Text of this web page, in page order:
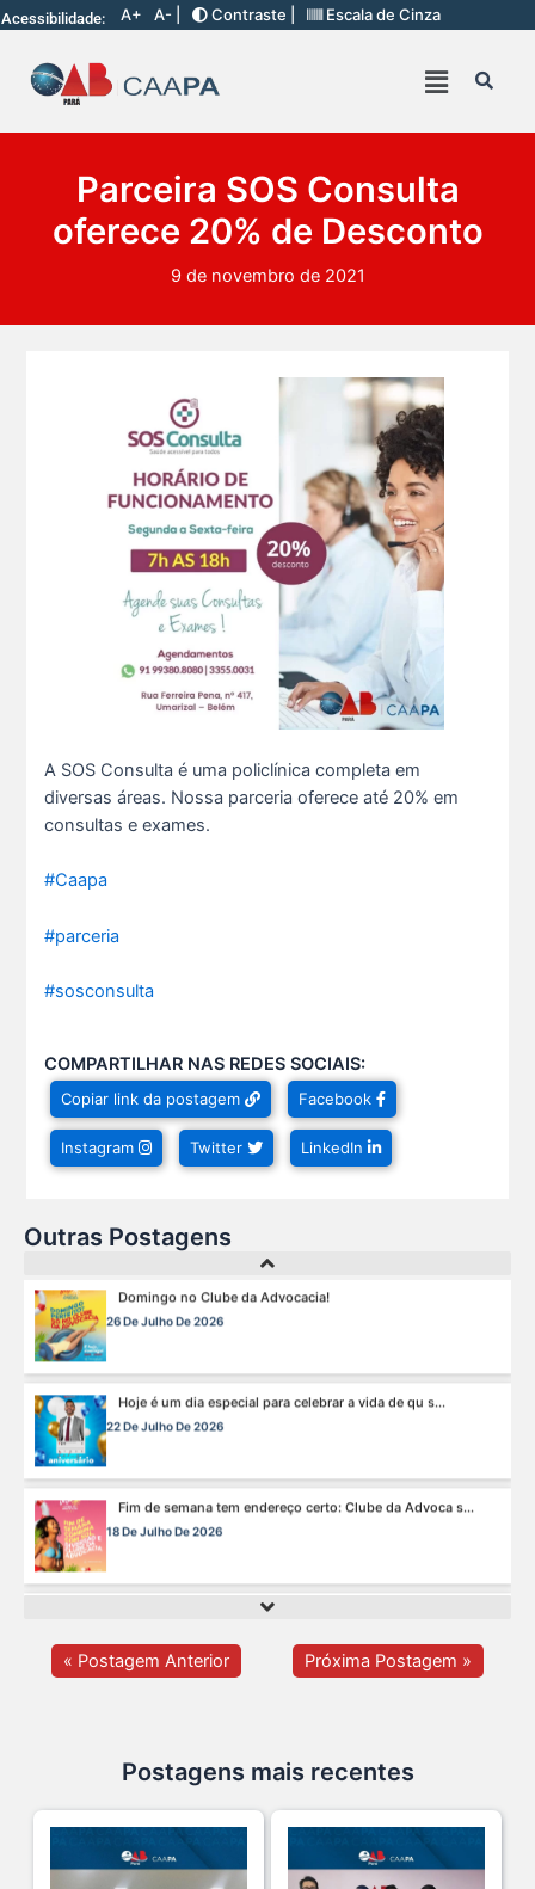
Acessibilidade: A+ A- | Contraste | Escala de Cinza
Parceira SOS Consulta
oferece 20% de Desconto
9 de novembro de 2021
A SOS Consulta é uma policlínica completa em
diversas áreas. Nossa parceria oferece até 20% em
consultas e exames.
#Caapa
#parceria
#sosconsulta
COMPARTILHAR NAS REDES SOCIAIS:
Copiar link da postagem Facebook
Instagram Twitter LinkedIn
Outras Postagens
O domingo perfeito tem endereço certo: Clube da A s...
12 De Julho De 2026
Ganhar tempo, automatizar tarefas e aumentar a pro s...
Viajar pagando menos é simples — e agora faz pa s...
1 De Agosto De 2026
Hoje é um dia especial para celebrar a vida de qu s...
22 De Julho De 2026
Fim de semana tem endereço certo: Clube da Advoca s...
18 De Julho De 2026
A saúde da mulher merece atenção especial em to s...
17 De Julho De 2026
Na manhã de ontem, 14/07, o diretor de saúde da s...
O domingo perfeito tem endereço certo: Clube da A s...
12 De Julho De 2026
« Postagem Anterior Próxima Postagem »
Postagens mais recentes